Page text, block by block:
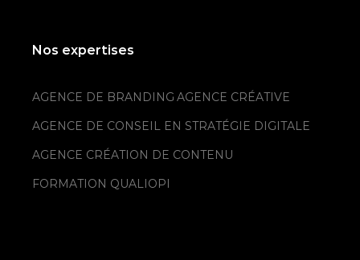
Nos expertises
AGENCE DE BRANDING AGENCE CRÉATIVE
AGENCE DE CONSEIL EN STRATÉGIE DIGITALE
AGENCE CRÉATION DE CONTENU
FORMATION QUALIOPI